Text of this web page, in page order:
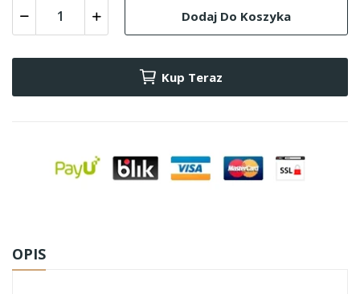
Dodaj Do Koszyka
Kup Teraz
OPIS